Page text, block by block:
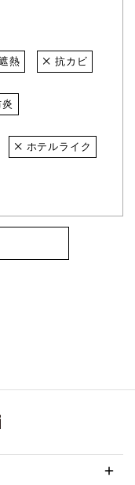
熱 抗カビ
ホテルライク